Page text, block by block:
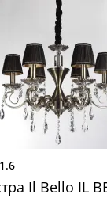
Il Bello IL